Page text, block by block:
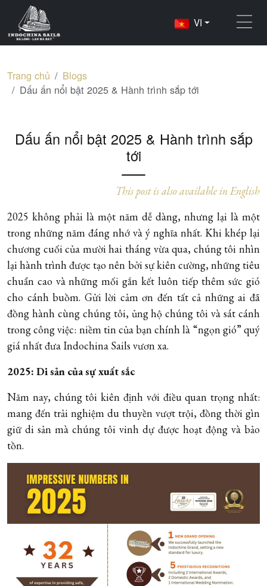
VI
Trang chủ
Blogs
Dấu ấn nổi bật 2025 & Hành trình sắp tới
Dấu ấn nổi bật 2025 & Hành trình sắp
tới
This post is also available in English
2025 không phải là một năm dễ dàng, nhưng lại là một
trong những năm đáng nhớ và ý nghĩa nhất. Khi khép lại
chương cuối của mười hai tháng vừa qua, chúng tôi nhìn
lại hành trình được tạo nên bởi sự kiên cường, những tiêu
chuẩn cao và những mối gắn kết luôn tiếp thêm sức gió
cho cánh buồm. Gửi lời cảm ơn đến tất cả những ai đã
đồng hành cùng chúng tôi, ủng hộ chúng tôi và sát cánh
trong công việc: niềm tin của bạn chính là “ngọn gió” quý
giá nhất đưa Indochina Sails vươn xa.
2025: Di sản của sự xuất sắc
Năm nay, chúng tôi kiên định với điều quan trọng nhất:
mang đến trải nghiệm du thuyền vượt trội, đồng thời gìn
giữ di sản mà chúng tôi vinh dự được hoạt động và bảo
tồn.